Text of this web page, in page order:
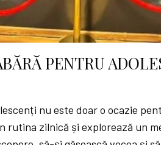
PENTRU
nu este doar o ocazie
rutina zilnică și explorează un